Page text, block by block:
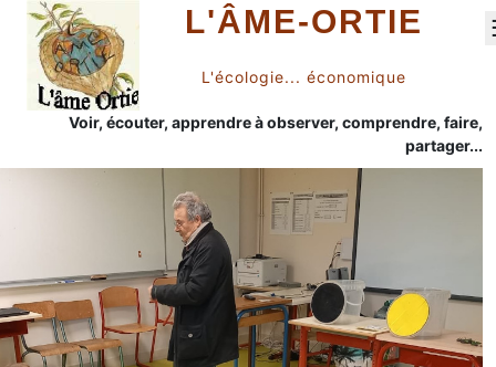
L'ÂME-ORTIE
L'écologie... économique
Voir, écouter, apprendre à observer, comprendre, faire,
partager...